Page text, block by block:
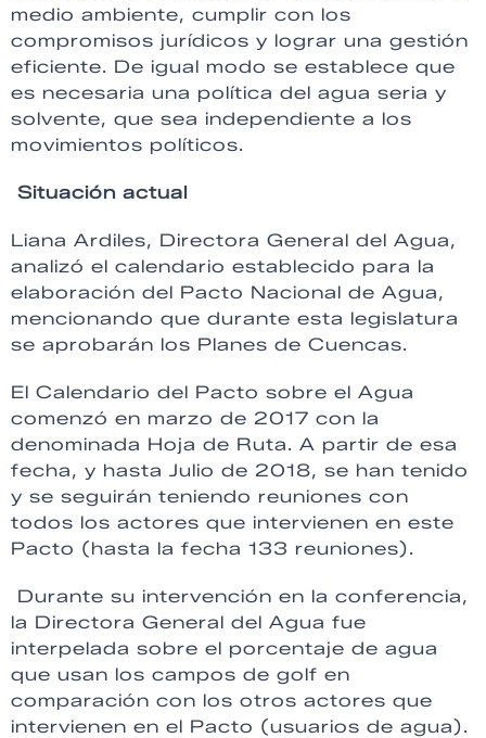
medio ambiente, cumplir con los
compromisos jurídicos y lograr una gestión
eficiente. De igual modo se establece que
es necesaria una política del agua seria y
solvente, que sea independiente a los
movimientos políticos.
Situación actual
Liana Ardiles, Directora General del Agua,
analizó el calendario establecido para la
elaboración del Pacto Nacional de Agua,
mencionando que durante esta legislatura
se aprobarán los Planes de Cuencas.
El Calendario del Pacto sobre el Agua
comenzó en marzo de 2017 con la
denominada Hoja de Ruta. A partir de esa
fecha, y hasta Julio de 2018, se han tenido
y se seguirán teniendo reuniones con
todos los actores que intervienen en este
Pacto (hasta la fecha 133 reuniones).
Durante su intervención en la conferencia,
la Directora General del Agua fue
interpelada sobre el porcentaje de agua
que usan los campos de golf en
comparación con los otros actores que
intervienen en el Pacto (usuarios de agua).